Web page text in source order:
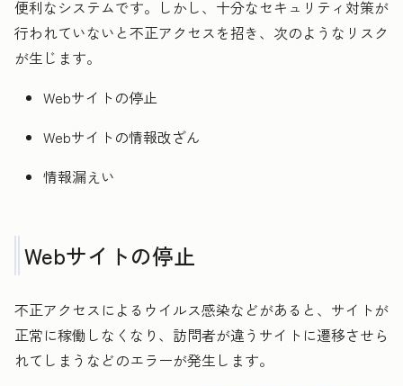
便利なシステムです。しかし、十分なセキュリティ対策が
行われていないと不正アクセスを招き、次のようなリスク
が生じます。
Webサイトの停止
Webサイトの情報改ざん
情報漏えい
Webサイトの停止
不正アクセスによるウイルス感染などがあると、サイトが
正常に稼働しなくなり、訪問者が違うサイトに遷移させら
れてしまうなどのエラーが発生します。